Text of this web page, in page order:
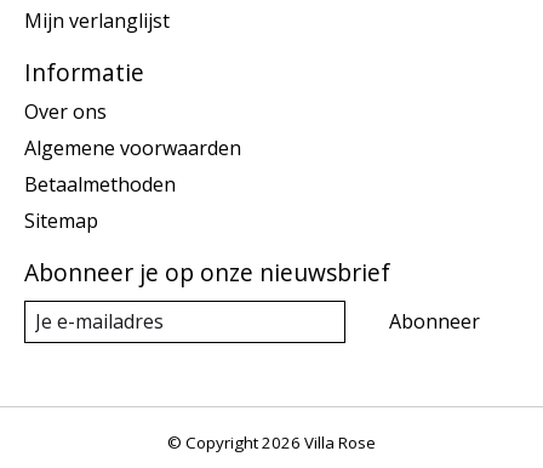
Mijn verlanglijst
Informatie
Over ons
Algemene voorwaarden
Betaalmethoden
Sitemap
Abonneer je op onze nieuwsbrief
Abonneer
© Copyright 2026 Villa Rose